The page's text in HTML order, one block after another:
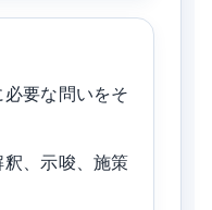
要な問いをそ
、示唆、施策